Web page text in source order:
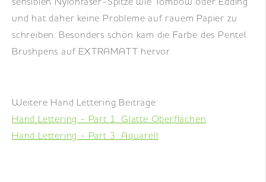
sensiblen Nylonfaser-Spitze wie Tombow oder Edding
und hat daher keine Probleme auf rauem Papier zu
schreiben. Besonders schön kam die Farbe des Pentel
Brushpens auf EXTRAMATT hervor.
Weitere Hand Lettering Beiträge:
Hand Lettering - Part 1: Glatte Oberflächen
Hand Lettering - Part 3: Aquarell